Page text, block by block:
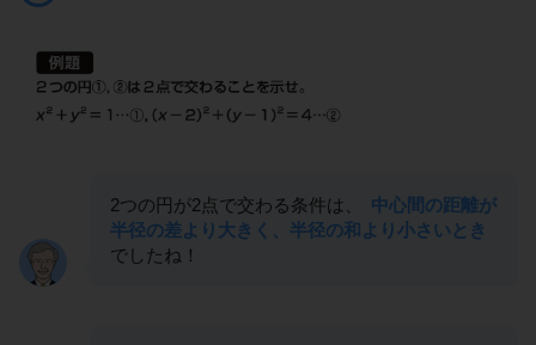
2つの円が2点で交わる条件は、
中心間の距離が
半径の差より大きく、半径の和より小さいとき
でしたね！